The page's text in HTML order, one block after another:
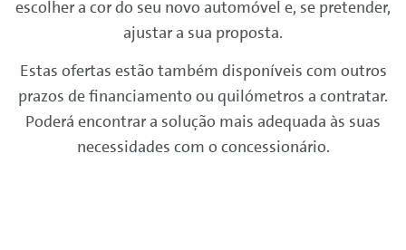
escolher a cor do seu novo automóvel e, se pretender,
ajustar a sua proposta.
Estas ofertas estão também disponíveis com outros
prazos de financiamento ou quilómetros a contratar.
Poderá encontrar a solução mais adequada às suas
necessidades com o concessionário.